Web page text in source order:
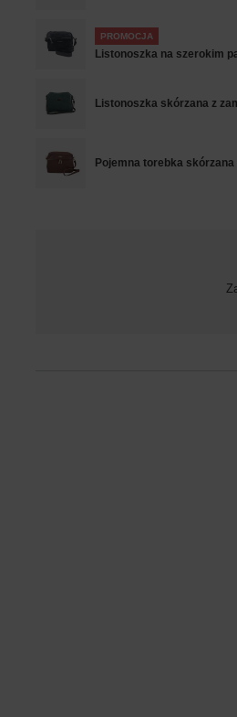
PROMOCJA
Listonoszka na szerokim
Listonoszka skórzana z
Pojemna torebka